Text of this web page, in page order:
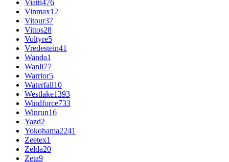
Viatti476
Vinmax12
Vitour37
Vittos28
Voltyre5
Vredestein41
Wanda1
Wanli77
Warrior5
Waterfall10
Westlake1393
Windforce733
Winrun16
Yazd2
Yokohama2241
Zeetex1
Zelda20
Zeta9